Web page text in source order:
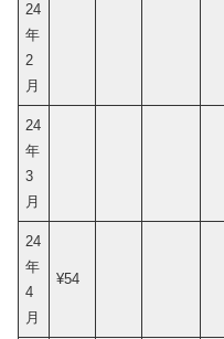
24
年
2
月
24
年
3
月
24
年
4
月
¥54